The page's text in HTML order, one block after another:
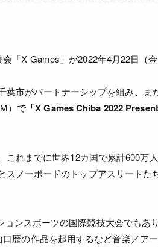
「X Games」が2022年4月22日（
市がパートナーシップを組み、
）で 「X Games Chiba 2022
これまでに世界12カ国で累計600
スノーボードのトップアスリート
ョンスポーツの国際競技大会でも
歴の作品を起用するなど音楽／